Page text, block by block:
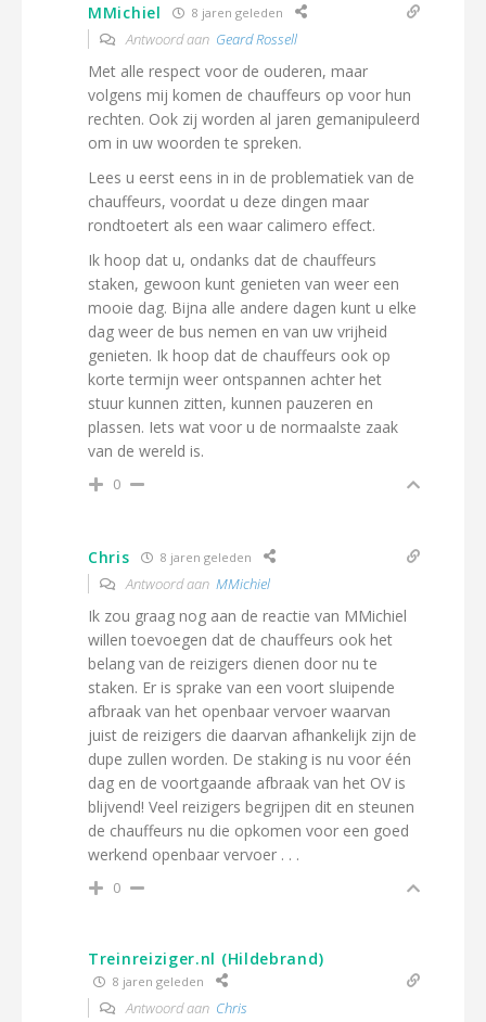
MMichiel 8 jaren geleden
Antwoord aan Geard Rossell
Met alle respect voor de ouderen, maar
volgens mij komen de chauffeurs op voor hun
rechten. Ook zij worden al jaren gemanipuleerd
om in uw woorden te spreken.
Lees u eerst eens in in de problematiek van de
chauffeurs, voordat u deze dingen maar
rondtoetert als een waar calimero effect.
Ik hoop dat u, ondanks dat de chauffeurs
staken, gewoon kunt genieten van weer een
mooie dag. Bijna alle andere dagen kunt u elke
dag weer de bus nemen en van uw vrijheid
genieten. Ik hoop dat de chauffeurs ook op
korte termijn weer ontspannen achter het
stuur kunnen zitten, kunnen pauzeren en
plassen. Iets wat voor u de normaalste zaak
van de wereld is.
0
Chris 8 jaren geleden
Antwoord aan MMichiel
Ik zou graag nog aan de reactie van MMichiel
willen toevoegen dat de chauffeurs ook het
belang van de reizigers dienen door nu te
staken. Er is sprake van een voort sluipende
afbraak van het openbaar vervoer waarvan
juist de reizigers die daarvan afhankelijk zijn de
dupe zullen worden. De staking is nu voor één
dag en de voortgaande afbraak van het OV is
blijvend! Veel reizigers begrijpen dit en steunen
de chauffeurs nu die opkomen voor een goed
werkend openbaar vervoer . . .
0
Treinreiziger.nl (Hildebrand)
8 jaren geleden
Antwoord aan Chris